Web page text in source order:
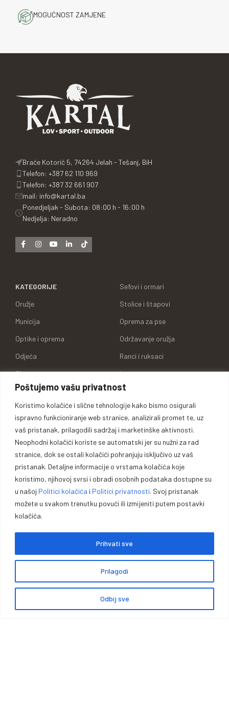
Poštujemo vašu privatnost
Koristimo kolačiće i slične tehnologije kako bismo osigurali
ispravno funkcioniranje web stranice, analizirali promet te, uz
vaš pristanak, prilagodili sadržaj i marketinške aktivnosti.
Neophodni kolačići koriste se automatski jer su nužni za rad
stranice, dok se ostali kolačići pohranjuju isključivo uz vaš
pristanak. Detaljne informacije o vrstama kolačića koje
koristimo, njihovoj svrsi i obradi osobnih podataka dostupne su
u našoj Politici kolačića i Politici privatnosti. Svoj pristanak
možete u svakom trenutku povući ili izmijeniti putem postavki
kolačića.
Prilagodi
Odbij sve
Prihvati sve
MOGUĆNOST ZAMJENE
Braće Kotorić 5, 74264 Jelah - Tešanj, BiH
Telefon: +387 62 110 969
Telefon: +387 32 661 907
mail: info@kartal.ba
Ponedjeljak - Subota: 08:00 h - 16:00 h
Nedjelja: Neradno
KATEGORIJE
Oružje
Municija
Optike i oprema
Odjeća
Obuća
Koferi i futrole
Sefovi i ormari
Stolice i štapovi
Oprema za pse
Održavanje oružja
Ranci i ruksaci
Lampe
Ostala oprema
KORISNIČKI NALOG
Moj račun
Moje narudžbe
Lista želja
Uporedi proizvode
Adrese za dostavu
POMOĆNI LINKOVI
O NAMA
KARIJERA
BRENDOVI
Oprema za lovce, sportiste,
profesionalce i entuzijaste.